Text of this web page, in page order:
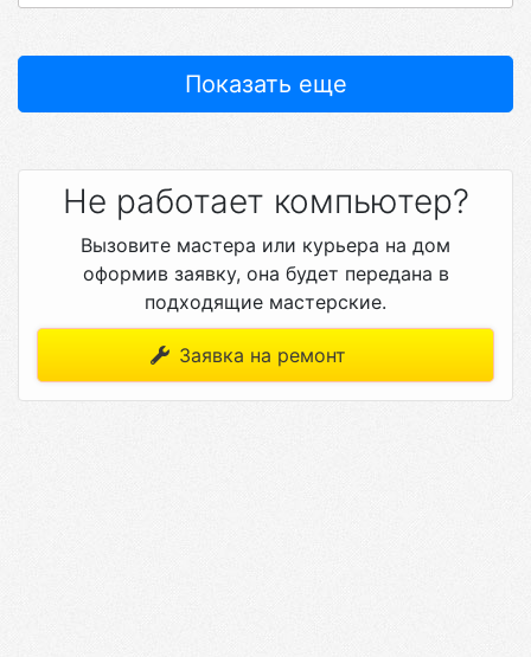
Показать еще
Не работает компьютер?
Вызовите мастера или курьера на дом
оформив заявку, она будет передана в
подходящие мастерские.
Заявка на ремонт